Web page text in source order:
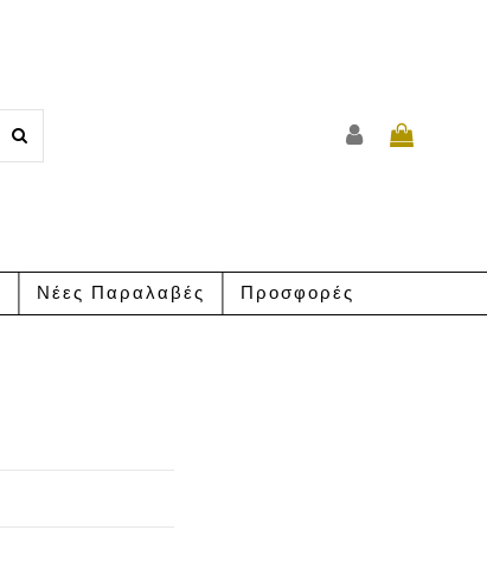
Νέες Παραλαβές Προσφορές